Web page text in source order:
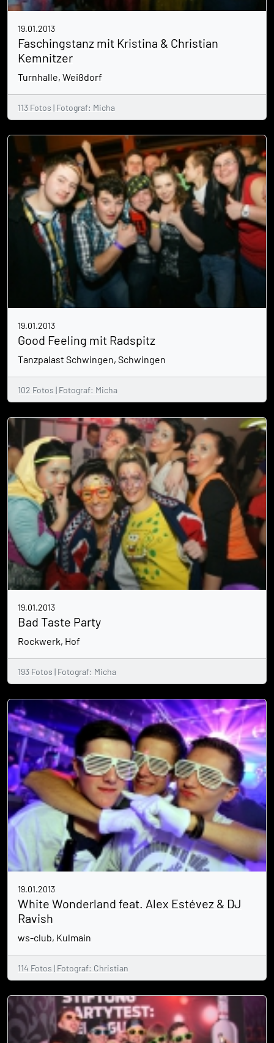
19.01.2013
Faschingstanz mit Kristina & Christian
Kemnitzer
Turnhalle, Weißdorf
113 Fotos | Fotograf: Micha
19.01.2013
Good Feeling mit Radspitz
Tanzpalast Schwingen, Schwingen
102 Fotos | Fotograf: Micha
19.01.2013
Bad Taste Party
Rockwerk, Hof
193 Fotos | Fotograf: Micha
19.01.2013
White Wonderland feat. Alex Estévez & DJ
Ravish
ws-club, Kulmain
114 Fotos | Fotograf: Christian